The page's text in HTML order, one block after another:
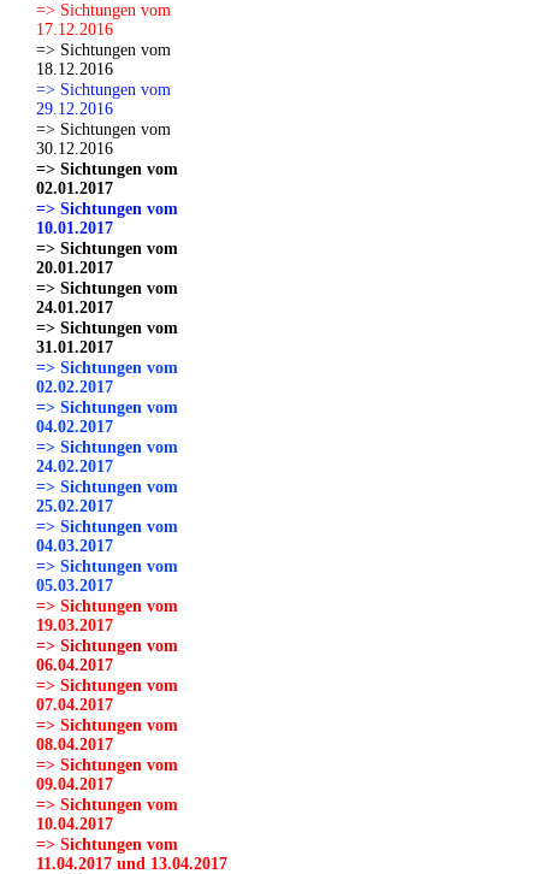
=> Sichtungen vom
17.12.2016
=> Sichtungen vom
18.12.2016
=> Sichtungen vom
29.12.2016
=> Sichtungen vom
30.12.2016
=> Sichtungen vom
02.01.2017
=> Sichtungen vom
10.01.2017
=> Sichtungen vom
20.01.2017
=> Sichtungen vom
24.01.2017
=> Sichtungen vom
31.01.2017
=> Sichtungen vom
02.02.2017
=> Sichtungen vom
04.02.2017
=> Sichtungen vom
24.02.2017
=> Sichtungen vom
25.02.2017
=> Sichtungen vom
04.03.2017
=> Sichtungen vom
05.03.2017
=> Sichtungen vom
19.03.2017
=> Sichtungen vom
06.04.2017
=> Sichtungen vom
07.04.2017
=> Sichtungen vom
08.04.2017
=> Sichtungen vom
09.04.2017
=> Sichtungen vom
10.04.2017
=> Sichtungen vom
11.04.2017 und 13.04.2017